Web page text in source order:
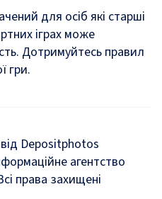
для осіб які старші
іграх може
Дотримуйтесь правил
гри.
Depositphotos
агентство
права захищені